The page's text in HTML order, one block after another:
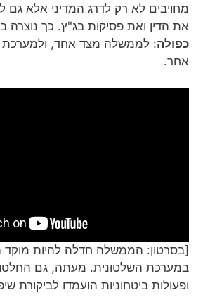
מחויבים לא רק לדרג המדיני אלא
את הדין ואת פסיקות בג"ץ. כך נוצרה
כפולה: לממשלה מצד אחד,
אחר.
[בסרטון: הממשלה חדלה להיות מוקד
במערכת השלטונית. מעתה, גם
ופעולות ביטחוניות הועמדו לביקורת